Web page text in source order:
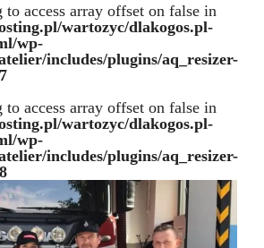
to access array offset on false in
wartozyc/dlakogos.pl-
wp-
includes/plugins/aq_resizer-
to access array offset on false in
wartozyc/dlakogos.pl-
wp-
includes/plugins/aq_resizer-